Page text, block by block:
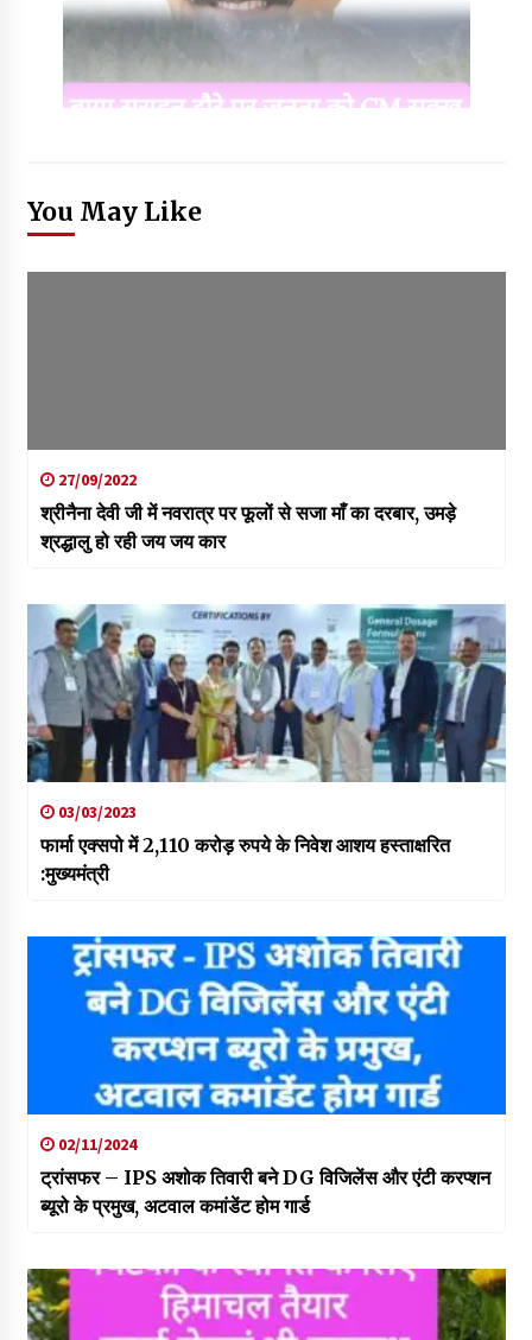
You May Like
27/09/2022
श्रीनैना देवी जी में नवरात्र पर फूलों से सजा माँ का दरबार, उमड़े
श्रद्धालु हो रही जय जय कार
03/03/2023
फार्मा एक्सपो में 2,110 करोड़ रुपये के निवेश आशय हस्ताक्षरित
:मुख्यमंत्री
02/11/2024
ट्रांसफर – IPS अशोक तिवारी बने DG विजिलेंस और एंटी करप्शन
ब्यूरो के प्रमुख, अटवाल कमांडेंट होम गार्ड